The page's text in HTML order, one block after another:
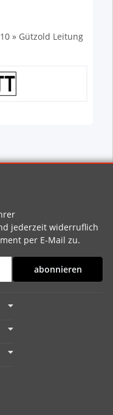
» Gützold Leitung
jederzeit widerruflich
per E-Mail zu.
abonnieren